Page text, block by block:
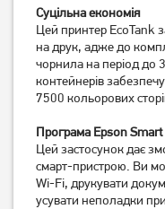
15 669грн
12 529грн
Суцільна економія
Цей принтер EcoTank
на друк, адже до
чорнила на період до
контейнерів
7500 кольорових
Програма Epson
Цей застосунок дає
смарт-пристрою. Ви
Wi-Fi, друкувати
усувати неполадки